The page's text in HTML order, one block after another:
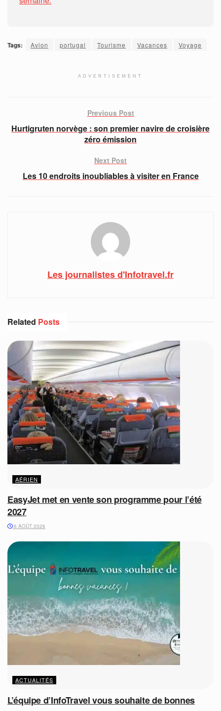
Tags: Avion portugal Tourisme Vacances Voyage
ADVERTISEMENT
Previous Post
Hurtigruten norvège : son premier navire de croisière
zéro émission
Next Post
Les 10 endroits inoubliables à visiter en France
Les journalistes d'Infotravel.fr
Related Posts
AÉRIEN
EasyJet met en vente son programme pour l’été
2027
6 AOÛT 2026
ACTUALITÉS
L’équipe d’InfoTravel vous souhaite de bonnes